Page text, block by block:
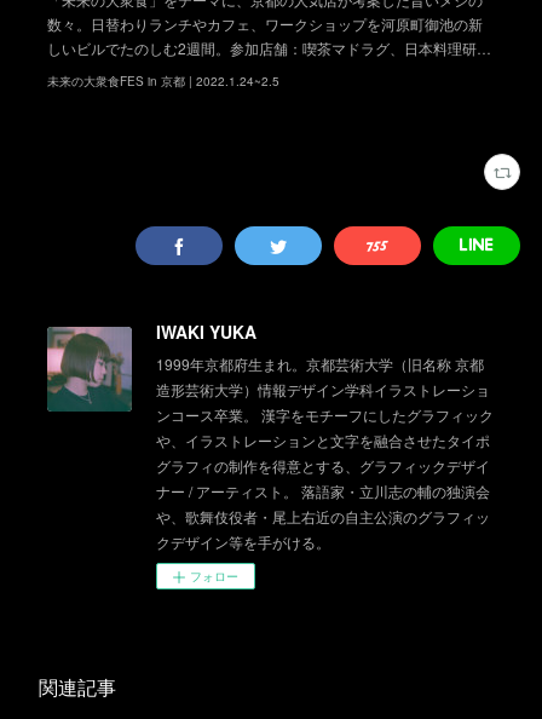
数々。日替わりランチやカフェ、ワークショップを河原町御池の新
しいビルでたのしむ2週間。参加店舗：喫茶マドラグ、日本料理研…
未来の大衆食FES in 京都 | 2022.1.24~2.5
IWAKI YUKA
1999年京都府生まれ。京都芸術大学（旧名称 京都
造形芸術大学）情報デザイン学科イラストレーショ
ンコース卒業。 漢字をモチーフにしたグラフィック
や、イラストレーションと文字を融合させたタイポ
グラフィの制作を得意とする、グラフィックデザイ
ナー / アーティスト。 落語家・立川志の輔の独演会
や、歌舞伎役者・尾上右近の自主公演のグラフィッ
クデザイン等を手がける。
フォロー
関連記事